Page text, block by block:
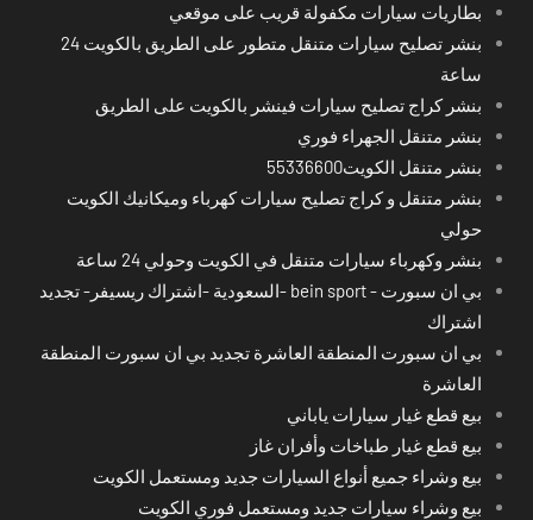
بطاريات سيارات مكفولة قريب على موقعي
بنشر تصليح سيارات متنقل متطور على الطريق بالكويت 24
ساعة
بنشر كراج تصليح سيارات فينشر بالكويت على الطريق
بنشر متنقل الجهراء فوري
بنشر متنقل الكويت55336600
بنشر متنقل و كراج تصليح سيارات كهرباء وميكانيك الكويت
حولي
بنشر وكهرباء سيارات متنقل في الكويت وحولي 24 ساعة
بي ان سبورت - bein sport -السعودية -اشتراك ريسيفر- تجديد
اشتراك
بي ان سبورت المنطقة العاشرة تجديد بي ان سبورت المنطقة
العاشرة
بيع قطع غيار سيارات ياباني
بيع قطع غيار طباخات وأفران غاز
بيع وشراء جميع أنواع السيارات جديد ومستعمل الكويت
بيع وشراء سيارات جديد ومستعمل فوري الكويت